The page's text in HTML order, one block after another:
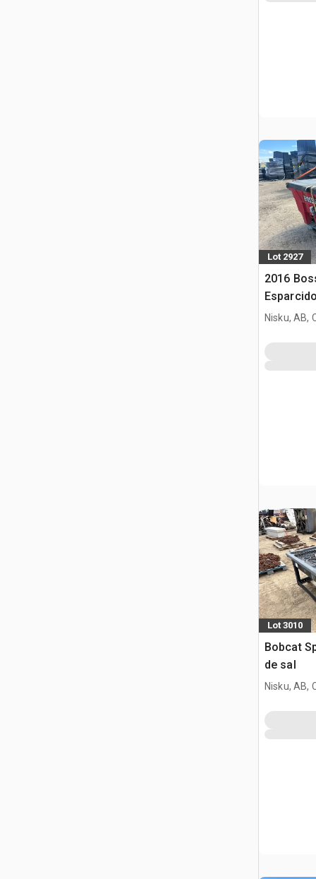
Lot 2927
2016
Nisku, AB,
Lot 3010
Bobcat
de sal
Nisku, AB,